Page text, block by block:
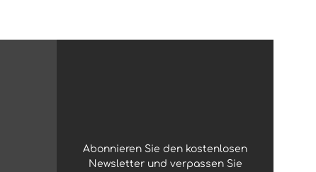
Abonnieren Sie den kostenlosen
Newsletter und verpassen Sie